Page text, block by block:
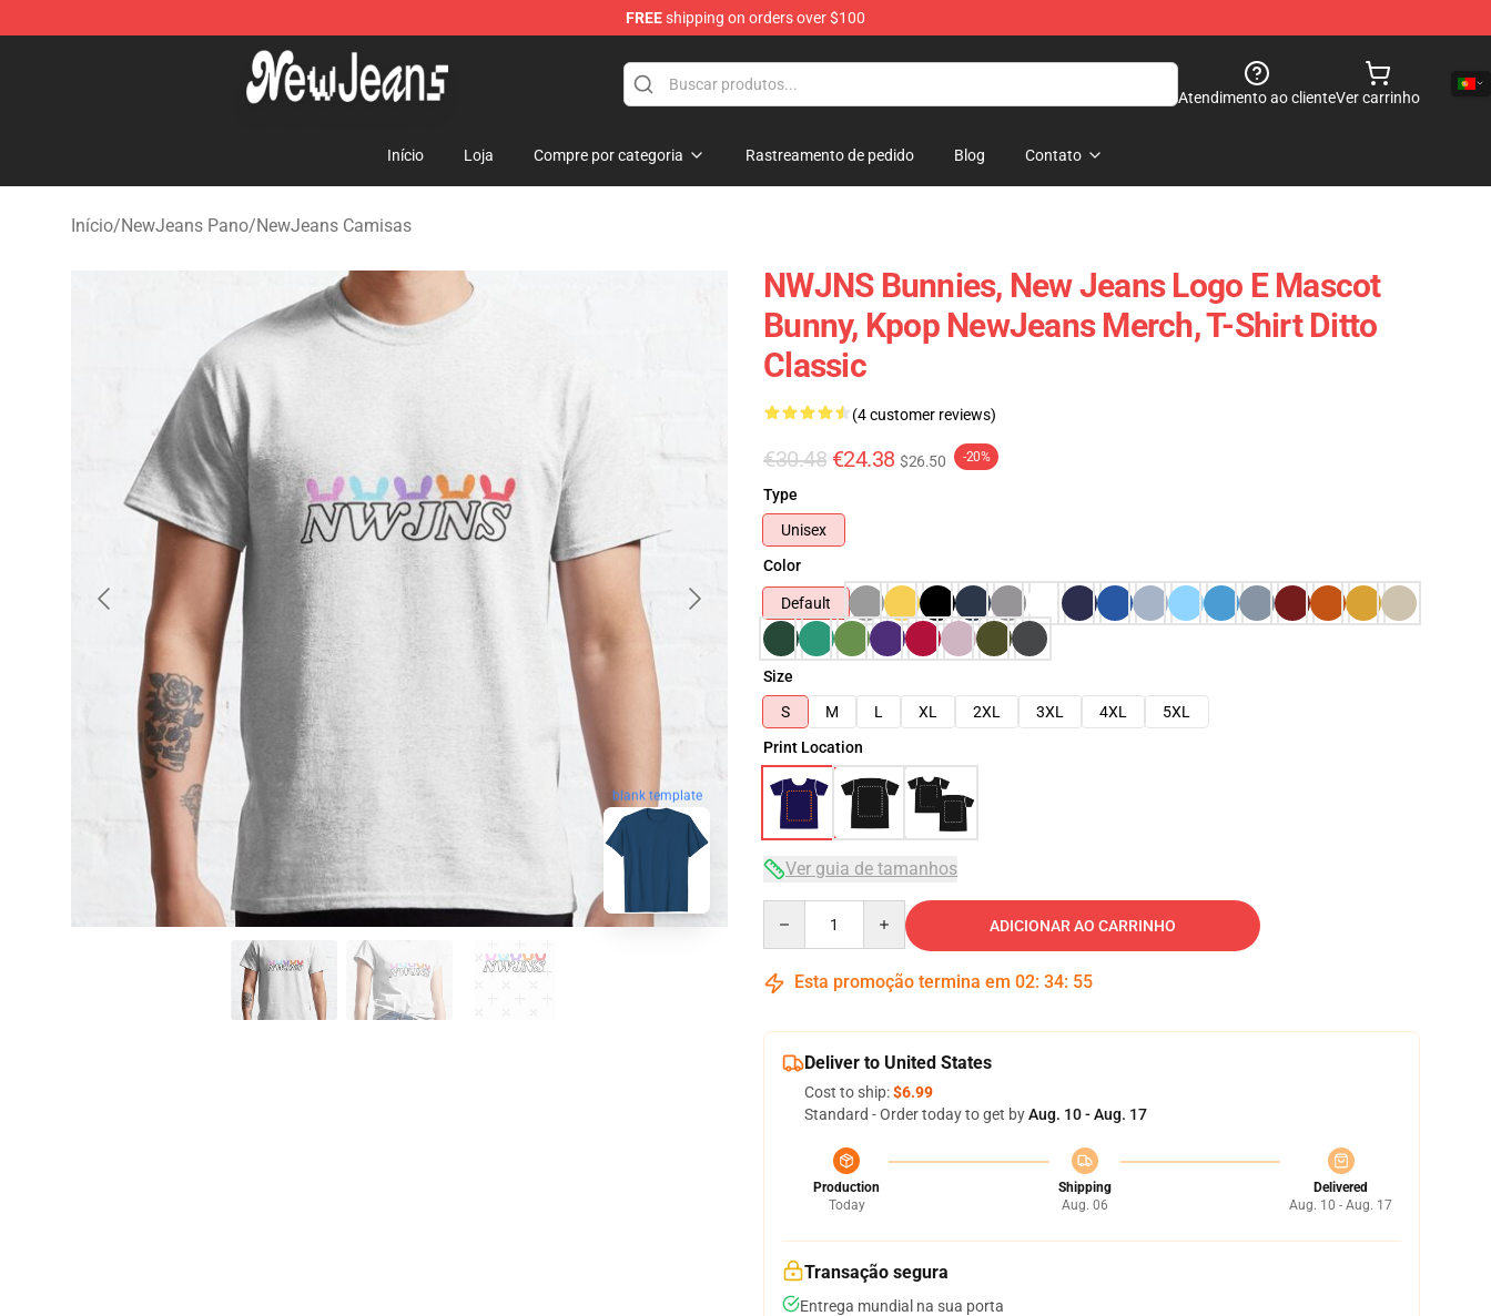
FREEshipping on orders over $100
NewJeans Store - Official NewJeans Merchandise Shop
Atendimento ao clienteVer carrinho
Início Loja Compre por categoria Rastreamento de pedido Blog Contato
Início/NewJeans Pano/NewJeans Camisas
blank template
NWJNS Bunnies, New Jeans Logo E Mascot
Bunny, Kpop NewJeans Merch, T-Shirt Ditto
Classic
(4 customer reviews)
€30.48 €24.38 $26.50 -20%
Type
Unisex
Color
Default
Size
S
M L XL 2XL 3XL 4XL
5XL
Print Location
Ver guia de tamanhos
ADICIONAR AO CARRINHO
Esta promoção termina em 02: 34: 53
Deliver to United States
Cost to ship:$6.99
Standard - Order today to get byAug. 10 - Aug. 17
Production
Today
Shipping
Aug. 06
Delivered
Aug. 10 - Aug. 17
Transação segura
Entrega mundial na sua porta